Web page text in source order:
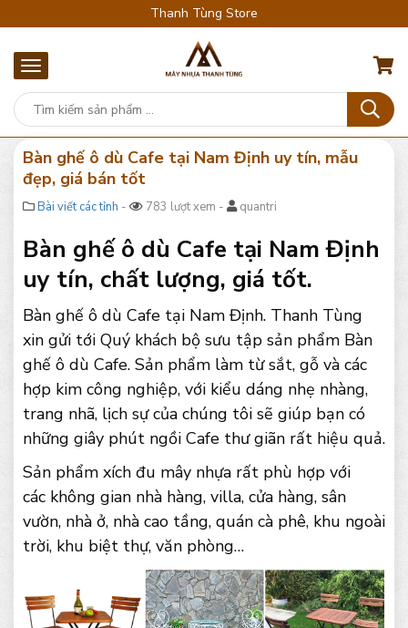
Thanh Tùng Store
Bàn ghế ô dù Cafe tại Nam Định uy tín, mẫu
đẹp, giá bán tốt
Bài viết các tỉnh - 783 lượt xem - quantri
Bàn ghế ô dù Cafe tại Nam Định
uy tín, chất lượng, giá tốt.
Bàn ghế ô dù Cafe tại Nam Định. Thanh Tùng
xin gửi tới Quý khách bộ sưu tập sản phẩm Bàn
ghế ô dù Cafe. Sản phẩm làm từ sắt, gỗ và các
hợp kim công nghiệp, với kiểu dáng nhẹ nhàng,
trang nhã, lịch sự của chúng tôi sẽ giúp bạn có
những giây phút ngồi Cafe thư giãn rất hiệu quả.
Sản phẩm xích đu mây nhựa rất phù hợp với
các không gian nhà hàng, villa, cửa hàng, sân
vườn, nhà ở, nhà cao tầng, quán cà phê, khu ngoài
trời, khu biệt thự, văn phòng…